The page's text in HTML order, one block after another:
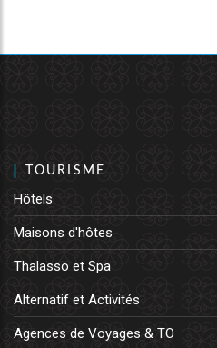
TOURISME
Hôtels
Maisons d'hôtes
Thalasso et Spa
Alternatif et Activités
Agences de Voyages & TO